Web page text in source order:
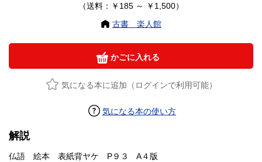
（送料：￥185 ～ ￥1,500）
古書 楽人館
かごに入れる
気になる本に追加（ログインで利用可能）
気になる本の使い方
解説
仏語 絵本 表紙背ヤケ P９３ A４版